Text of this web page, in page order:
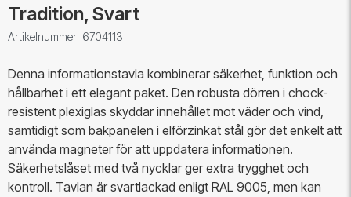
Tradition, Svart
Artikelnummer: 6704113
Denna informationstavla kombinerar säkerhet, funktion och
hållbarhet i ett elegant paket. Den robusta dörren i chock-
resistent plexiglas skyddar innehållet mot väder och vind,
samtidigt som bakpanelen i elförzinkat stål gör det enkelt att
använda magneter för att uppdatera informationen.
Säkerhetslåset med två nycklar ger extra trygghet och
kontroll. Tavlan är svartlackad enligt RAL 9005, men kan